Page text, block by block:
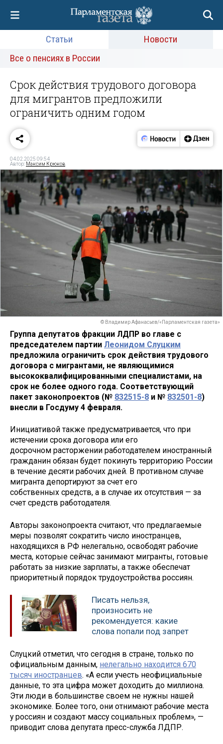
Статьи
Новости
Все о пенсиях в России
Срок действия трудового договора
для мигрантов предложили
ограничить одним годом
04.02.2025 09:54
Автор: Максим Крюков
© Владимир Афанасьев/«Парламентская газета»
Группа депутатов фракции ЛДПР во главе с
председателем партии Леонидом Слуцким
предложила ограничить срок действия трудового
договора с мигрантами, не являющимися
высококвалифицированными специалистами, на
срок не более одного года. Соответствующий
пакет законопроектов (№ 832515-8 и № 832501-8)
внесли в Госдуму 4 февраля.
Инициативой также предусматривается, что при
истечении срока договора или его
досрочном расторжении работодателем иностранный
гражданин обязан будет покинуть территорию России
в течение десяти рабочих дней. В противном случае
мигранта депортируют за счет его
собственных средств, а в случае их отсутствия — за
счет средств работодателя.
Авторы законопроекта считают, что предлагаемые
меры позволят сократить число иностранцев,
находящихся в РФ нелегально, освободят рабочие
места, которые сейчас занимают мигранты, готовые
работать за низкие зарплаты, а также обеспечат
приоритетный порядок трудоустройства россиян.
Писать нельзя,
произносить не
рекомендуется: какие
слова попали под запрет
Слуцкий отметил, что сегодня в стране, только по
официальным данным, нелегально находится 670
тысяч иностранцев. «А если учесть неофициальные
данные, то эта цифра может доходить до миллиона.
Эти люди в большинстве своем не нужны нашей
экономике. Более того, они отнимают рабочие места
у россиян и создают массу социальных проблем», —
приводит слова депутата пресс-служба ЛДПР.